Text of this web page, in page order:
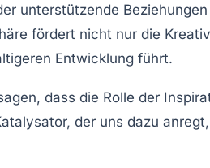
unterstützende
fördert nicht nur die
Entwicklung führt.
dass die Rolle der
der uns dazu